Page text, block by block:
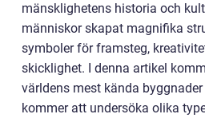
mänsklighetens historia och
människor skapat magnifika
symboler för framsteg,
skicklighet. I denna artikel
världens mest kända
kommer att undersöka olika